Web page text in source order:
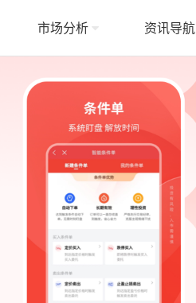
市场分析 资讯导航